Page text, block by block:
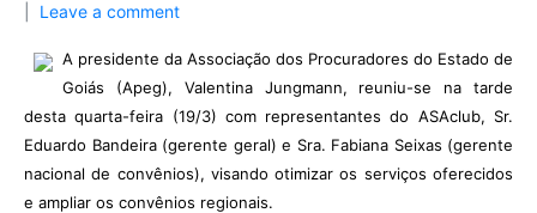
Leave a comment
A presidente da Associação dos Procuradores do Estado de
Goiás (Apeg), Valentina Jungmann, reuniu-se na tarde
desta quarta-feira (19/3) com representantes do ASAclub, Sr.
Eduardo Bandeira (gerente geral) e Sra. Fabiana Seixas (gerente
nacional de convênios), visando otimizar os serviços oferecidos
e ampliar os convênios regionais.